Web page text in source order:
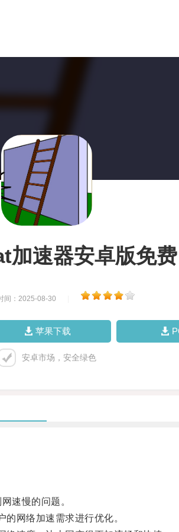
加速器安卓版免费
间：2025-08-30
苹果下载
安卓市场，安全绿色
速慢的问题。
网络加速需求进行优化。